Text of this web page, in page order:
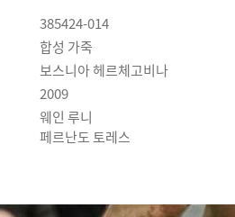
385424-014
합성 가죽
보스니아 헤르체고비나
2009
웨인 루니
페르난도 토레스